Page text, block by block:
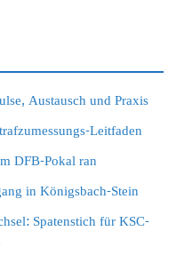
Austausch und Praxis
Leitfaden
DFB-Pokal ran
in Königsbach-Stein
Spatenstich für KSC-